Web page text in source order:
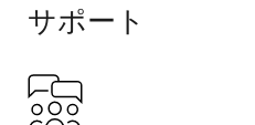
サポート